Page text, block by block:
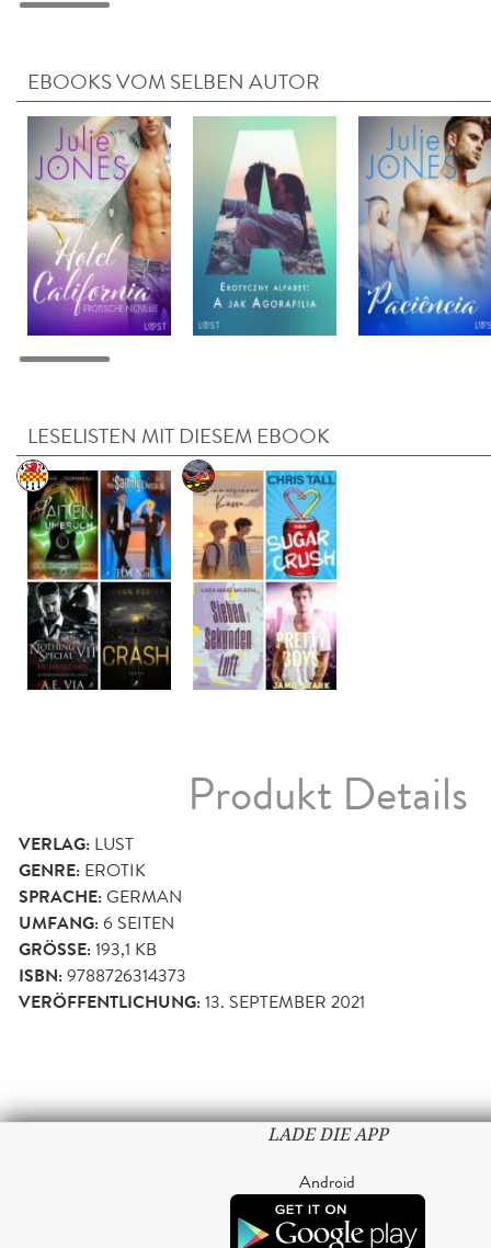
EBOOKS VOM SELBEN AUTOR
LESELISTEN MIT DIESEM EBOOK
Produkt Details
VERLAG: LUST
GENRE: EROTIK
SPRACHE:GERMAN
UMFANG:6 SEITEN
GRÖSSE: 193,1 KB
ISBN:9788726314373
VERÖFFENTLICHUNG:13. SEPTEMBER 2021
LADE DIE APP
Android